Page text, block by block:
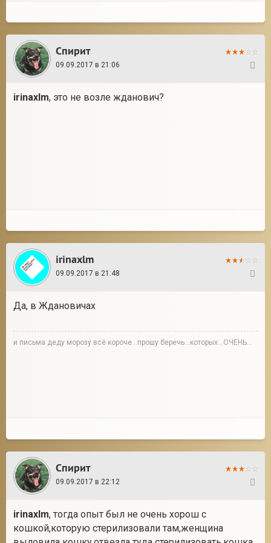
Спирит
09.09.2017 в 21:06
irinaxlm, это не возле жданович?
irinaxlm
09.09.2017 в 21:48
Да, в Ждановичах
и письма деду морозу всё короче...прошу беречь...которых...ОЧЕНЬ...
Спирит
09.09.2017 в 22:12
irinaxlm, тогда опыт был не очень хорош с
кошкой,которую стерилизовали там,женщина